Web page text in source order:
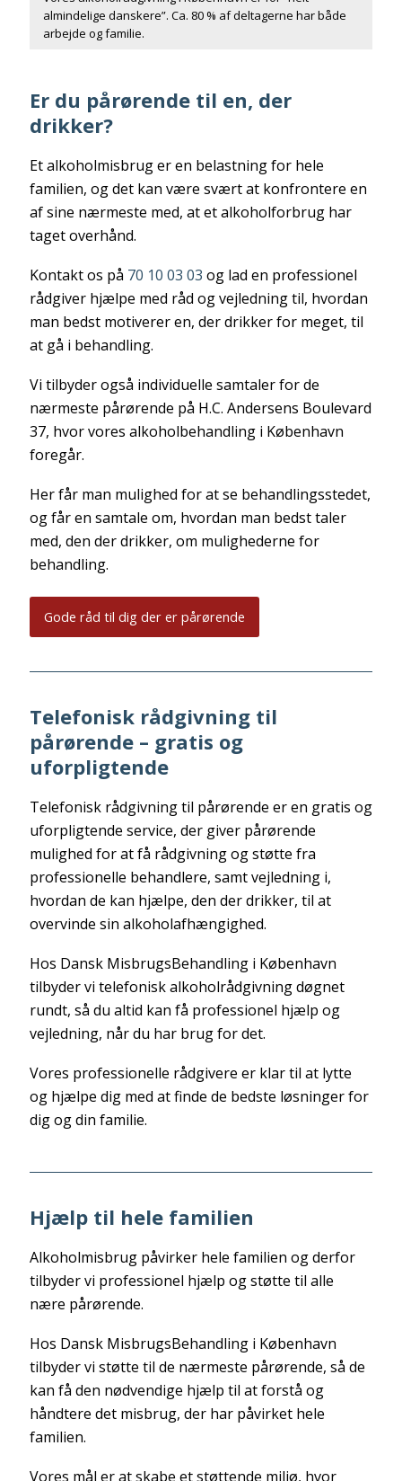
almindelige danskere”. Ca. 80 % af deltagerne har både
arbejde og familie.
Er du pårørende til en, der
drikker?
Et alkoholmisbrug er en belastning for hele
familien, og det kan være svært at konfrontere en
af sine nærmeste med, at et alkoholforbrug har
taget overhånd.
Kontakt os på 70 10 03 03 og lad en professionel
rådgiver hjælpe med råd og vejledning til, hvordan
man bedst motiverer en, der drikker for meget, til
at gå i behandling.
Vi tilbyder også individuelle samtaler for de
nærmeste pårørende på H.C. Andersens Boulevard
37, hvor vores alkoholbehandling i København
foregår.
Her får man mulighed for at se behandlingsstedet,
og får en samtale om, hvordan man bedst taler
med, den der drikker, om mulighederne for
behandling.
Gode råd til dig der er pårørende
Telefonisk rådgivning til
pårørende – gratis og
uforpligtende
Telefonisk rådgivning til pårørende er en gratis og
uforpligtende service, der giver pårørende
mulighed for at få rådgivning og støtte fra
professionelle behandlere, samt vejledning i,
hvordan de kan hjælpe, den der drikker, til at
overvinde sin alkoholafhængighed.
Hos Dansk MisbrugsBehandling i København
tilbyder vi telefonisk alkoholrådgivning døgnet
rundt, så du altid kan få professionel hjælp og
vejledning, når du har brug for det.
Vores professionelle rådgivere er klar til at lytte
og hjælpe dig med at finde de bedste løsninger for
dig og din familie.
Hjælp til hele familien
Alkoholmisbrug påvirker hele familien og derfor
tilbyder vi professionel hjælp og støtte til alle
nære pårørende.
Hos Dansk MisbrugsBehandling i København
tilbyder vi støtte til de nærmeste pårørende, så de
kan få den nødvendige hjælp til at forstå og
håndtere det misbrug, der har påvirket hele
familien.
Vores mål er at skabe et støttende miljø, hvor